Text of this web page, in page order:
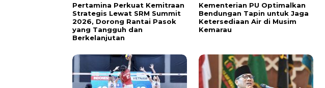
Pertamina Perkuat Kemitraan
Strategis Lewat SRM Summit
2026, Dorong Rantai Pasok
yang Tangguh dan
Berkelanjutan
Kementerian PU Optimalkan
Bendungan Tapin untuk Jaga
Ketersediaan Air di Musim
Kemarau